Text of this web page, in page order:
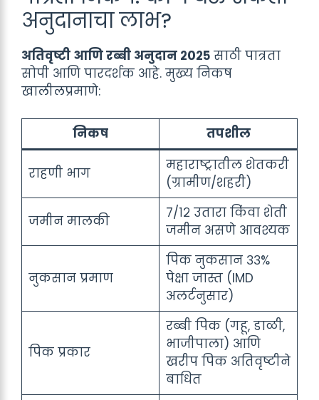
अनुदानाचा लाभ?
अतिवृष्टी आणि रब्बी अनुदान २०२५ साठी पात्रता
सोपी आणि पारदर्शक आहे. मुख्य निकष
खालीलप्रमाणे:
निकष तपशील
राहणी भाग
महाराष्ट्रातील शेतकरी
(ग्रामीण/शहरी)
जमीन मालकी
७/१२ उतारा किंवा शेती
जमीन असणे आवश्यक
नुकसान प्रमाण
पिक नुकसान ३३%
पेक्षा जास्त (IMD
अलर्टनुसार)
पिक प्रकार
रब्बी पिक (गहू, डाळी,
भाजीपाला) आणि
खरीप पिक अतिवृष्टीने
बाधित